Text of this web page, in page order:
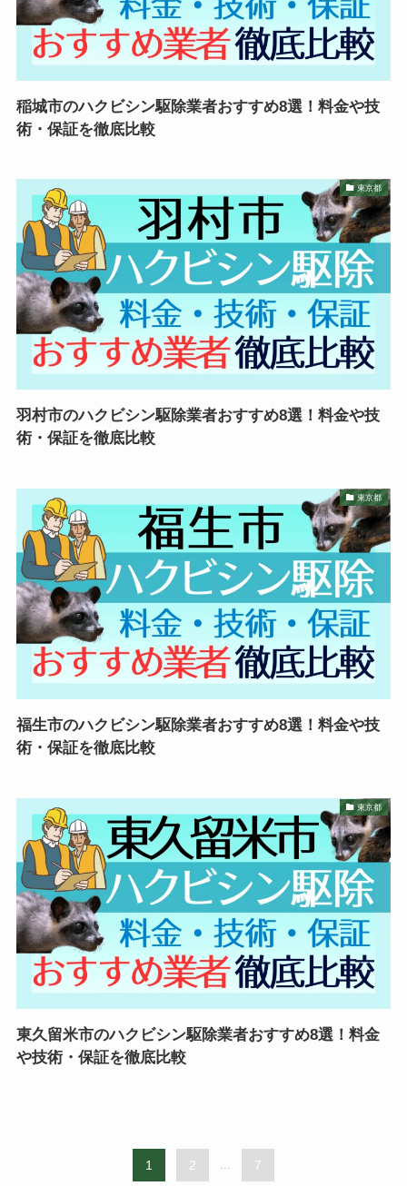
稲城市のハクビシン駆除業者おすすめ8選！料金や技
術・保証を徹底比較
東京都
羽村市のハクビシン駆除業者おすすめ8選！料金や技
術・保証を徹底比較
東京都
福生市のハクビシン駆除業者おすすめ8選！料金や技
術・保証を徹底比較
東京都
東久留米市のハクビシン駆除業者おすすめ8選！料金
や技術・保証を徹底比較
1 2 7